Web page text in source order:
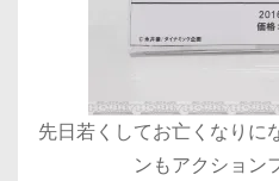
先日若くしてお亡くなりに
ンもアクション